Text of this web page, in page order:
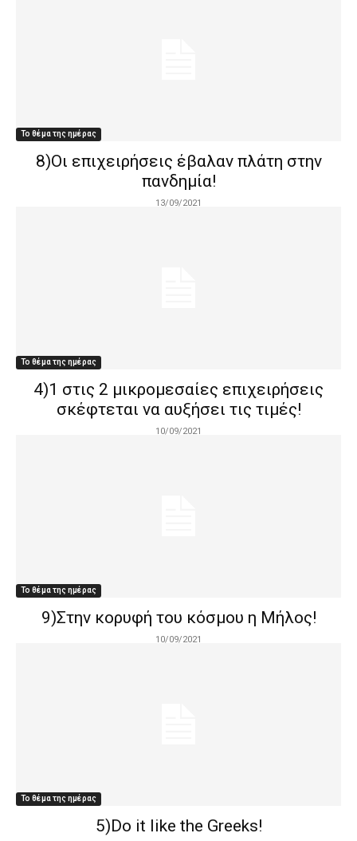
Το θέμα της ημέρας
8)Οι επιχειρήσεις έβαλαν πλάτη στην
πανδημία!
13/09/2021
Το θέμα της ημέρας
4)1 στις 2 μικρομεσαίες επιχειρήσεις
σκέφτεται να αυξήσει τις τιμές!
10/09/2021
Το θέμα της ημέρας
9)Στην κορυφή του κόσμου η Μήλος!
10/09/2021
Το θέμα της ημέρας
5)Do it like the Greeks!